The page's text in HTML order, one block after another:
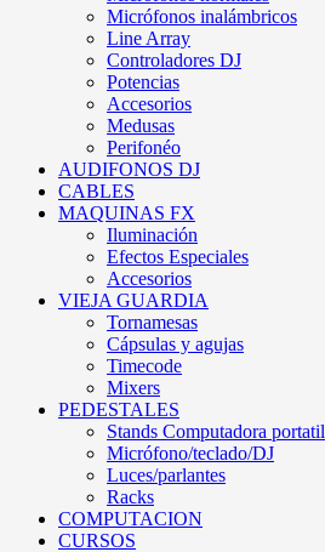
Micrófonos inalámbricos
Line Array
Controladores DJ
Potencias
Accesorios
Medusas
Perifonéo
AUDIFONOS DJ
CABLES
MAQUINAS FX
Iluminación
Efectos Especiales
Accesorios
VIEJA GUARDIA
Tornamesas
Cápsulas y agujas
Timecode
Mixers
PEDESTALES
Stands Computadora portatil
Micrófono/teclado/DJ
Luces/parlantes
Racks
COMPUTACION
CURSOS